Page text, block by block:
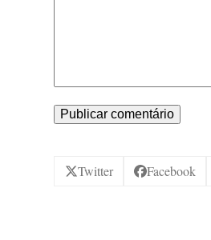
Twitter Facebook